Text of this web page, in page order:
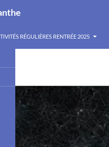
RÉGULIÈRES RENTRÉE 2025